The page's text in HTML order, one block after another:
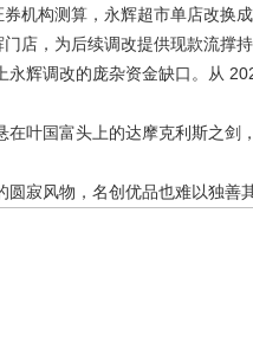
机构测算，永辉超市单店改换
店，为后续调改提供现款流撑
永辉调改的庞杂资金缺口。从
在叶国富头上的达摩克利斯之
圆寂风物，名创优品也难以独